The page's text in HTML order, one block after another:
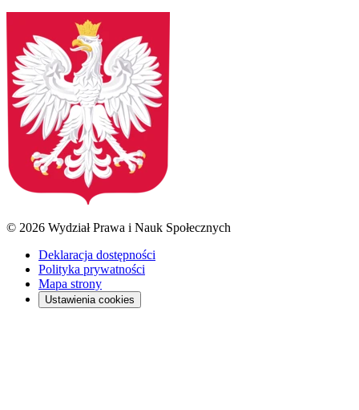
© 2026 Wydział Prawa i Nauk Społecznych
Deklaracja dostępności
Polityka prywatności
Mapa strony
Ustawienia cookies